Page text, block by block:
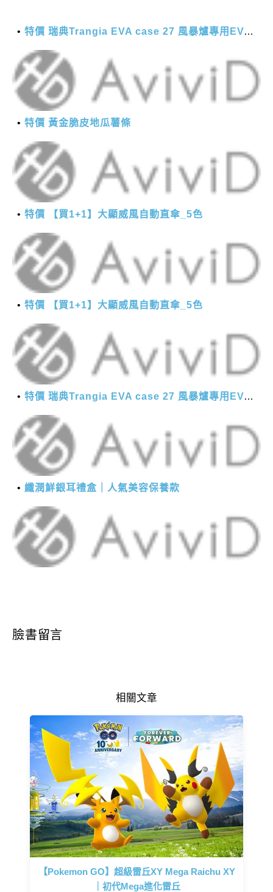
特價 瑞典Trangia EVA case 27 風暴爐專用EVA 防護外盒(小)-黑
特價 黃金脆皮地瓜薯條
特價 【買1+1】大顯威風自動直傘_5色
特價 【買1+1】大顯威風自動直傘_5色
特價 瑞典Trangia EVA case 27 風暴爐專用EVA 防護外盒(小)-黑
纖潤鮮銀耳禮盒｜人氣美容保養款
臉書留言
相關文章
【Pokemon GO】超級雷丘XY Mega Raichu XY
｜初代Mega進化雷丘